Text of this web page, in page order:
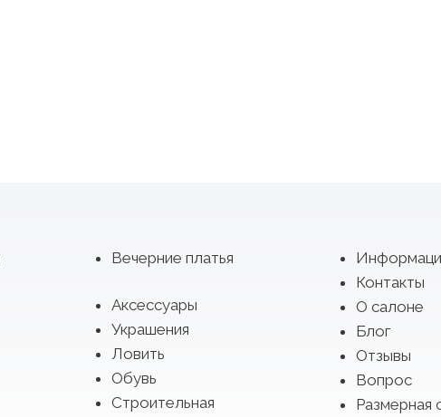
Вечерние платья
Аксессуары
Украшения
Ловить
Обувь
Строительная
Контакты
О салоне
Блог
Отзывы
Вопрос
Размерная